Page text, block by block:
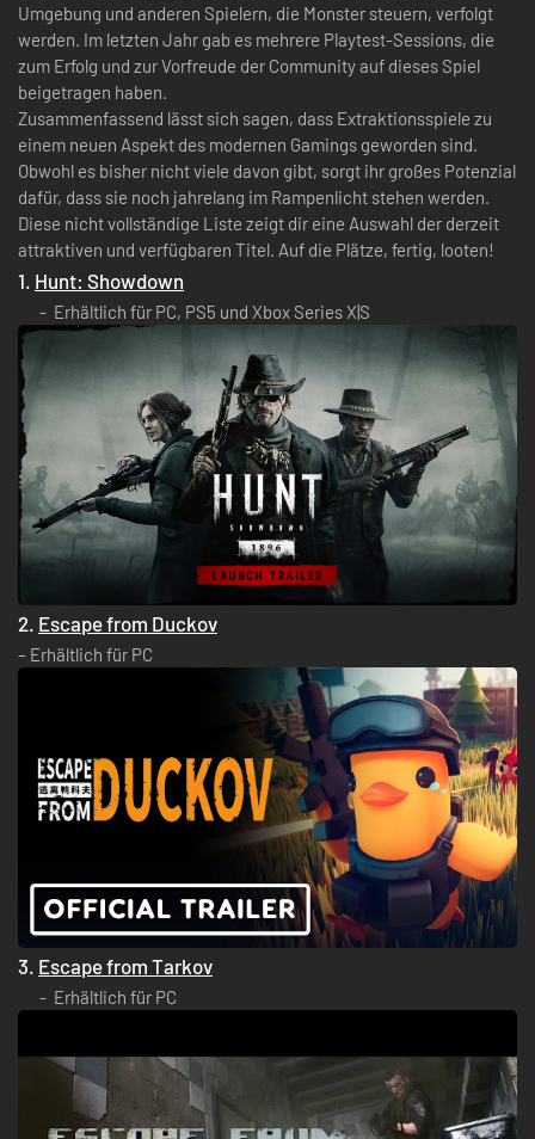
Umgebung und anderen Spielern, die Monster steuern, verfolgt
werden. Im letzten Jahr gab es mehrere Playtest-Sessions, die
zum Erfolg und zur Vorfreude der Community auf dieses Spiel
beigetragen haben.
Zusammenfassend lässt sich sagen, dass Extraktionsspiele zu
einem neuen Aspekt des modernen Gamings geworden sind.
Obwohl es bisher nicht viele davon gibt, sorgt ihr großes Potenzial
dafür, dass sie noch jahrelang im Rampenlicht stehen werden.
Diese nicht vollständige Liste zeigt dir eine Auswahl der derzeit
attraktiven und verfügbaren Titel. Auf die Plätze, fertig, looten!
1. Hunt: Showdown
Erhältlich für PC, PS5 und Xbox Series X|S
2. Escape from Duckov
– Erhältlich für PC
3. Escape from Tarkov
Erhältlich für PC